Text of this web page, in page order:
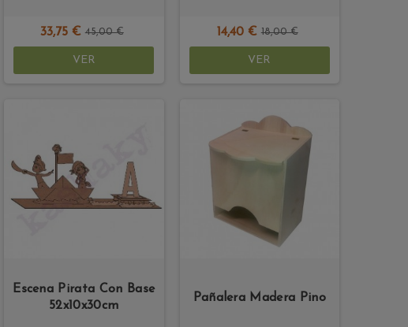
33,75 € 45,00 €
VER
14,40 € 18,00 €
VER
Escena Pirata Con Base
52x10x30cm
Pañalera Madera Pino